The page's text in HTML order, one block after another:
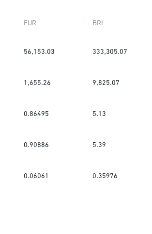
EUR BRL
56,153.03 333,305.07
1,655.26 9,825.07
0.86495 5.13
0.90886 5.39
0.06061 0.35976